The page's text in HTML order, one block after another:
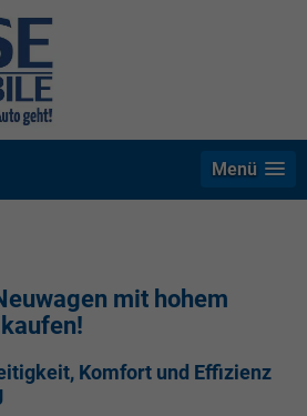
Menü
mit hohem
Komfort und Effizienz